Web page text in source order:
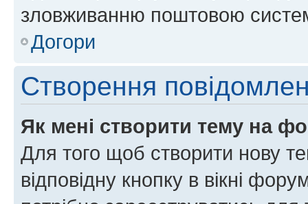
зловживанню поштовою
Догори
Створення
Як мені створити тему на
Для того щоб створити нову
відповідну кнопку в вікні